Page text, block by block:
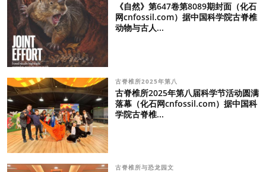
《自然》第647卷第8089期封面（化石
网cnfossil.com）据中国科学院古脊椎
动物与古人...
古脊椎所2025年第八
古脊椎所2025年第八届科学节活动圆满
落幕（化石网cnfossil.com）据中国科
学院古脊椎...
古脊椎所与恐龙园文